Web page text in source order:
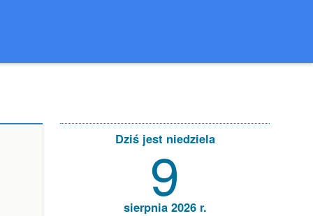
Dziś jest niedziela
9
sierpnia 2026 r.